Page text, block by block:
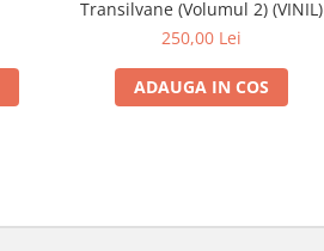
Transilvane (Volumul 2) (VINIL)
250,00 Lei
ADAUGA IN COS